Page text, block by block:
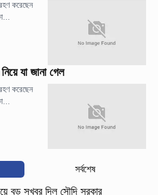
করেছেন
যা জানা গেল
করেছেন
সর্বশেষ
বড় সুখবর দিল সৌদি সরকার